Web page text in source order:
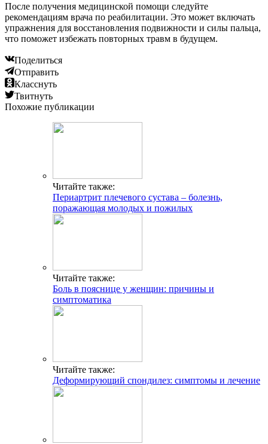
После получения медицинской помощи следуйте
рекомендациям врача по реабилитации. Это может включать
упражнения для восстановления подвижности и силы пальца,
что поможет избежать повторных травм в будущем.
Поделиться
Отправить
Класснуть
Твитнуть
Похожие публикации
Читайте также:
Периартрит плечевого сустава – болезнь,
поражающая молодых и пожилых
Читайте также:
Боль в пояснице у женщин: причины и
симптоматика
Читайте также:
Деформирующий спондилез: симптомы и лечение